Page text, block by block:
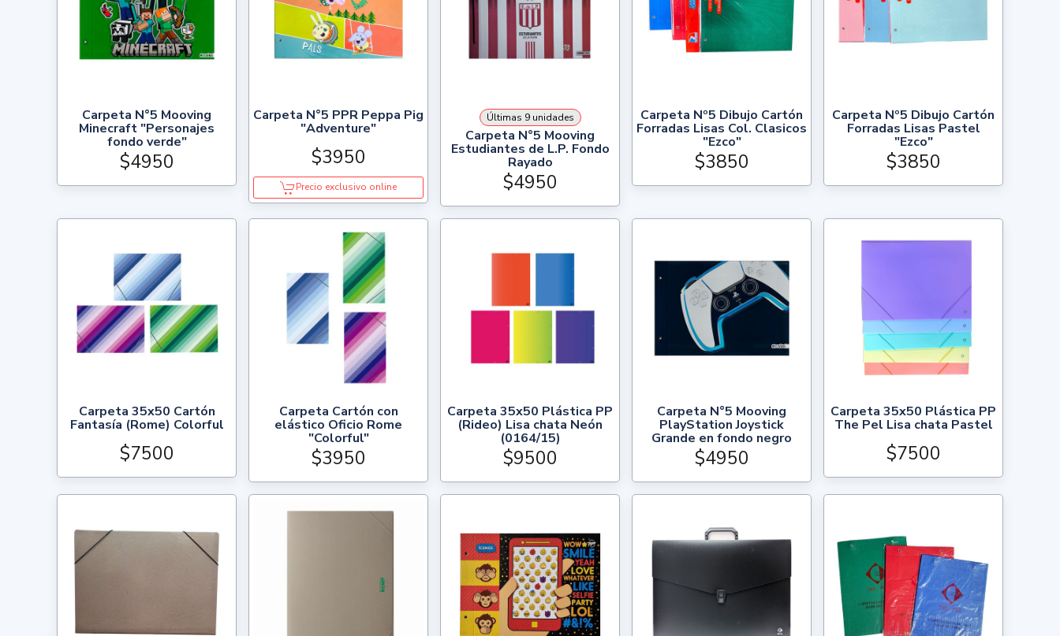
Carpeta N°5 Mooving
Minecraft "Personajes
fondo verde"
$4950
Carpeta N°5 PPR Peppa Pig
"Adventure"
$3950
Precio exclusivo online
Últimas 9 unidades
Carpeta N°5 Mooving
Estudiantes de L.P. Fondo
Rayado
$4950
Carpeta Nº5 Dibujo Cartón
Forradas Lisas Col. Clasicos
"Ezco"
$3850
Carpeta Nº5 Dibujo Cartón
Forradas Lisas Pastel
"Ezco"
$3850
Carpeta 35x50 Cartón
Fantasía (Rome) Colorful
$7500
Carpeta Cartón con
elástico Oficio Rome
"Colorful"
$3950
Carpeta 35x50 Plástica PP
(Rideo) Lisa chata Neón
(0164/15)
$9500
Carpeta N°5 Mooving
PlayStation Joystick
Grande en fondo negro
$4950
Carpeta 35x50 Plástica PP
The Pel Lisa chata Pastel
$7500